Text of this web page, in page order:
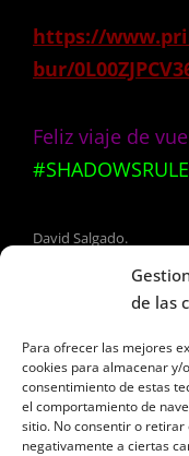
de las
Para ofrecer las mejores
cookies para almacenar y/
consentimiento de estas
el comportamiento de
sitio. No consentir o
negativamente a ciertas
https://
bur/
Feliz viaje de
David Salgado.
©24 sombras por
Spread the